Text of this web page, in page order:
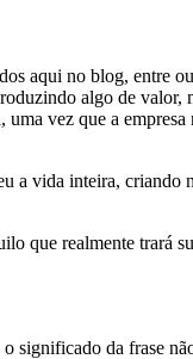
aqui no blog, entre
algo de valor,
vez que a empresa
a vida inteira, criando
que realmente trará
significado da frase